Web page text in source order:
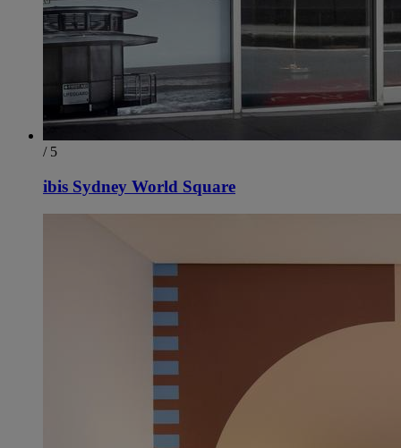
/ 5
ibis Sydney World Square